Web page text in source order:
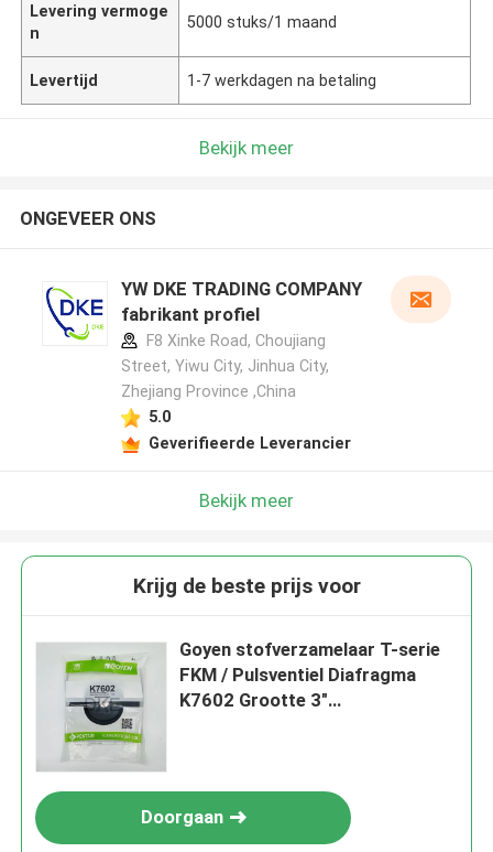
Levering vermoge
n
5000 stuks/1 maand
Levertijd 1-7 werkdagen na betaling
Bekijk meer
ONGEVEER ONS
YW DKE TRADING COMPANY
fabrikant profiel
F8 Xinke Road, Choujiang
Street, Yiwu City, Jinhua City,
Zhejiang Province ,China
5.0
Geverifieerde Leverancier
Bekijk meer
Krijg de beste prijs voor
Goyen stofverzamelaar T-serie
FKM / Pulsventiel Diafragma
K7602 Grootte 3"
Doorgaan